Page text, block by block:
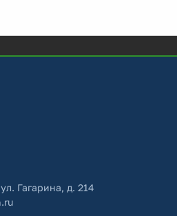
Гагарина, д. 214